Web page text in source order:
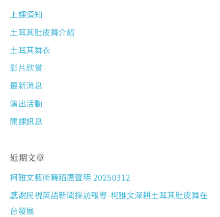
上課須知
土耳其肚皮舞介紹
土耳其舞衣
影片欣賞
最新消息
演出活動
開課訊息
近期文章
柯雅文藝術舞蹈團聲明 20250312
感謝民視英語新聞採訪報導-柯雅文深耕土耳其肚皮舞在
台發展